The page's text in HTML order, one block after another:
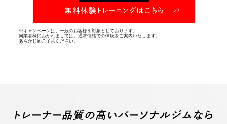
※キャンペーンは、一般のお客様を対象としております。
同業者様におかれましては、通常価格での体験をご案内いたします。
あらかじめご了承ください。